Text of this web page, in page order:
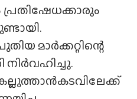
മാർക്കറ്റിന്റെ
നിർവഹിച്ചു.